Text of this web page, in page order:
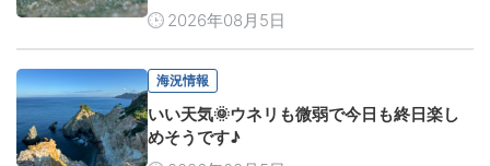
2026年08月5日
海況情報
いい天気🌞ウネリも微弱で今日も終日楽し
めそうです♪